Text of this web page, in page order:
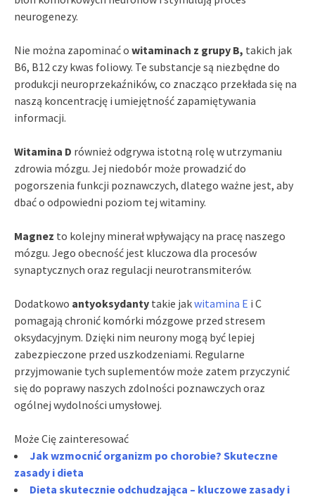
neurogenezy.
Nie można zapominać o witaminach z grupy B, takich jak
B6, B12 czy kwas foliowy. Te substancje są niezbędne do
produkcji neuroprzekaźników, co znacząco przekłada się na
naszą koncentrację i umiejętność zapamiętywania
informacji.
Witamina D również odgrywa istotną rolę w utrzymaniu
zdrowia mózgu. Jej niedobór może prowadzić do
pogorszenia funkcji poznawczych, dlatego ważne jest, aby
dbać o odpowiedni poziom tej witaminy.
Magnez to kolejny minerał wpływający na pracę naszego
mózgu. Jego obecność jest kluczowa dla procesów
synaptycznych oraz regulacji neurotransmiterów.
Dodatkowo antyoksydanty takie jakwitamina E i C
pomagają chronić komórki mózgowe przed stresem
oksydacyjnym. Dzięki nim neurony mogą być lepiej
zabezpieczone przed uszkodzeniami. Regularne
przyjmowanie tych suplementów może zatem przyczynić
się do poprawy naszych zdolności poznawczych oraz
ogólnej wydolności umysłowej.
Może Cię zainteresować
Jak wzmocnić organizm po chorobie? Skuteczne
zasady i dieta
Dieta skutecznie odchudzająca – kluczowe zasady i